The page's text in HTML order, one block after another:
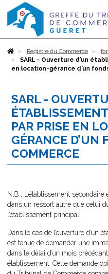
AccueilRegistre du Commerce
SARL - Ouverture d’un
en location-gérance d’un
SARL -
PAR PRISE EN
GÉRANCE D’UN
COMMERCE
N.B : L’établissement
dans un ressort autre que celui
l’établissement principal.
Dans le cas de l’ouverture d’un
est tenue de demander une
dans le délai d’un mois
établissement. Cette demande